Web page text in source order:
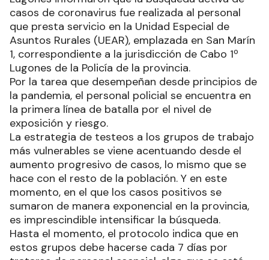
casos de coronavirus fue realizada al personal
que presta servicio en la Unidad Especial de
Asuntos Rurales (UEAR), emplazada en San Marín
1, correspondiente a la jurisdicción de Cabo 1º
Lugones de la Policía de la provincia.
Por la tarea que desempeñan desde principios de
la pandemia, el personal policial se encuentra en
la primera línea de batalla por el nivel de
exposición y riesgo.
La estrategia de testeos a los grupos de trabajo
más vulnerables se viene acentuando desde el
aumento progresivo de casos, lo mismo que se
hace con el resto de la población. Y en este
momento, en el que los casos positivos se
sumaron de manera exponencial en la provincia,
es imprescindible intensificar la búsqueda.
Hasta el momento, el protocolo indica que en
estos grupos debe hacerse cada 7 días por